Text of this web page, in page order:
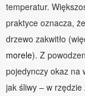
temperatur.
praktyce oznacza,
drzewo zakwitło
morele). Z
pojedynczy okaz na
jak śliwy – w